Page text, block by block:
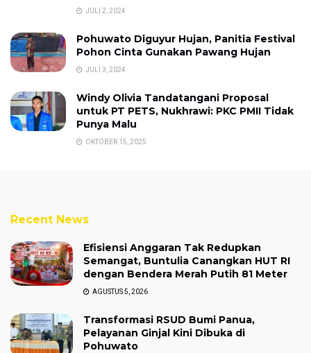
JULI 2, 2024
Pohuwato Diguyur Hujan, Panitia Festival
Pohon Cinta Gunakan Pawang Hujan
JULI 3, 2024
Windy Olivia Tandatangani Proposal
untuk PT PETS, Nukhrawi: PKC PMII Tidak
Punya Malu
OKTOBER 15, 2025
Recent News
Efisiensi Anggaran Tak Redupkan
Semangat, Buntulia Canangkan HUT RI
dengan Bendera Merah Putih 81 Meter
AGUSTUS 5, 2026
Transformasi RSUD Bumi Panua,
Pelayanan Ginjal Kini Dibuka di
Pohuwato